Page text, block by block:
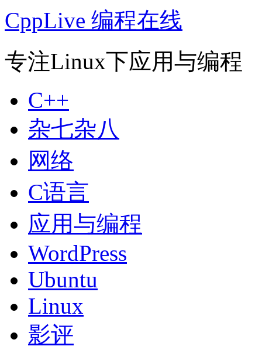
CppLive 编程在线
专注Linux下应用与编程
C++
杂七杂八
网络
C语言
应用与编程
WordPress
Ubuntu
Linux
影评